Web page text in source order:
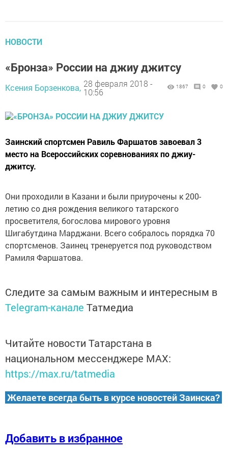
НОВОСТИ
«Бронза» России на джиу джитсу
Ксения Борзенкова, 28 февраля 2018 -
10:56
1867 0 0
Заинский спортсмен Равиль Фаршатов завоевал 3
место на Всероссийских соревнованиях по джиу-
джитсу.
Они проходили в Казани и были приурочены к 200-
летию со дня рождения великого татарского
просветителя, богослова мирового уровня
Шигабутдина Марджани. Всего собралось порядка 70
спортсменов. Заинец тренеруется под руководством
Рамиля Фаршатова.
Следите за самым важным и интересным в
Telegram-канале Татмедиа
Читайте новости Татарстана в
национальном мессенджере MАХ:
https://max.ru/tatmedia
Желаете всегда быть в курсе новостей Заинска?
Добавить в избранное